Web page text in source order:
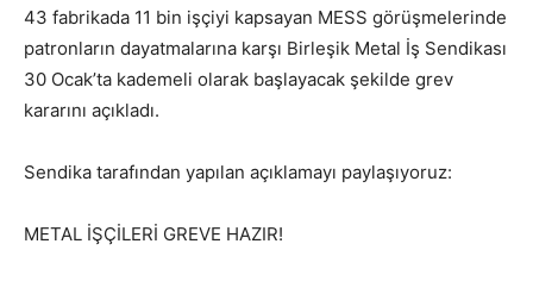
43 fabrikada 11 bin işçiyi kapsayan MESS görüşmelerinde
patronların dayatmalarına karşı Birleşik Metal İş Sendikası
30 Ocak’ta kademeli olarak başlayacak şekilde grev
kararını açıkladı.
Sendika tarafından yapılan açıklamayı paylaşıyoruz:
METAL İŞÇİLERİ GREVE HAZIR!